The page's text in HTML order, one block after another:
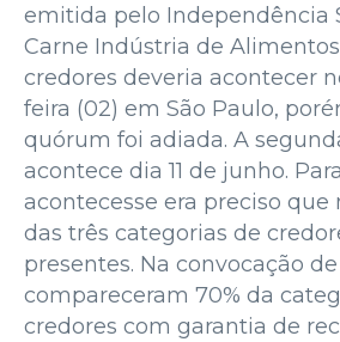
emitida pelo Independência
Carne Indústria de
credores deveria acontecer
feira (02) em São Paulo,
quórum foi adiada. A
acontece dia 11 de junho.
acontecesse era preciso que
das três categorias de
presentes. Na convocação
compareceram 70% da
credores com garantia de